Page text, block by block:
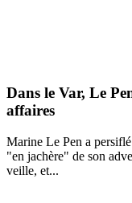
Dans le Var, Le
affaires
Marine Le Pen a
"en jachère" de son
veille, et...